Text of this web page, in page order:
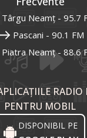
Târgu Neamț - 95.7
Pascani - 90.1 FM
Piatra Neamț - 88.6
PENTRU MOBIL
DISPONIBIL PE